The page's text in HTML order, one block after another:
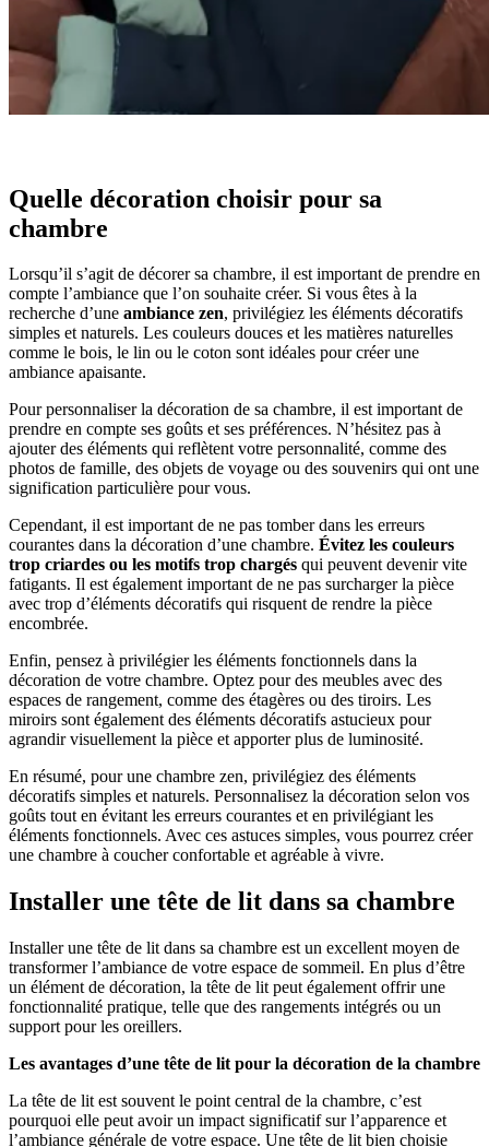
Quelle décoration choisir pour sa
chambre
Lorsqu’il s’agit de décorer sa chambre, il est important de prendre en
compte l’ambiance que l’on souhaite créer. Si vous êtes à la
recherche d’une ambiance zen, privilégiez les éléments décoratifs
simples et naturels. Les couleurs douces et les matières naturelles
comme le bois, le lin ou le coton sont idéales pour créer une
ambiance apaisante.
Pour personnaliser la décoration de sa chambre, il est important de
prendre en compte ses goûts et ses préférences. N’hésitez pas à
ajouter des éléments qui reflètent votre personnalité, comme des
photos de famille, des objets de voyage ou des souvenirs qui ont une
signification particulière pour vous.
Cependant, il est important de ne pas tomber dans les erreurs
courantes dans la décoration d’une chambre. Évitez les couleurs
trop criardes ou les motifs trop chargés qui peuvent devenir vite
fatigants. Il est également important de ne pas surcharger la pièce
avec trop d’éléments décoratifs qui risquent de rendre la pièce
encombrée.
Enfin, pensez à privilégier les éléments fonctionnels dans la
décoration de votre chambre. Optez pour des meubles avec des
espaces de rangement, comme des étagères ou des tiroirs. Les
miroirs sont également des éléments décoratifs astucieux pour
agrandir visuellement la pièce et apporter plus de luminosité.
En résumé, pour une chambre zen, privilégiez des éléments
décoratifs simples et naturels. Personnalisez la décoration selon vos
goûts tout en évitant les erreurs courantes et en privilégiant les
éléments fonctionnels. Avec ces astuces simples, vous pourrez créer
une chambre à coucher confortable et agréable à vivre.
Installer une tête de lit dans sa chambre
Installer une tête de lit dans sa chambre est un excellent moyen de
transformer l’ambiance de votre espace de sommeil. En plus d’être
un élément de décoration, la tête de lit peut également offrir une
fonctionnalité pratique, telle que des rangements intégrés ou un
support pour les oreillers.
Les avantages d’une tête de lit pour la décoration de la chambre
La tête de lit est souvent le point central de la chambre, c’est
pourquoi elle peut avoir un impact significatif sur l’apparence et
l’ambiance générale de votre espace. Une tête de lit bien choisie